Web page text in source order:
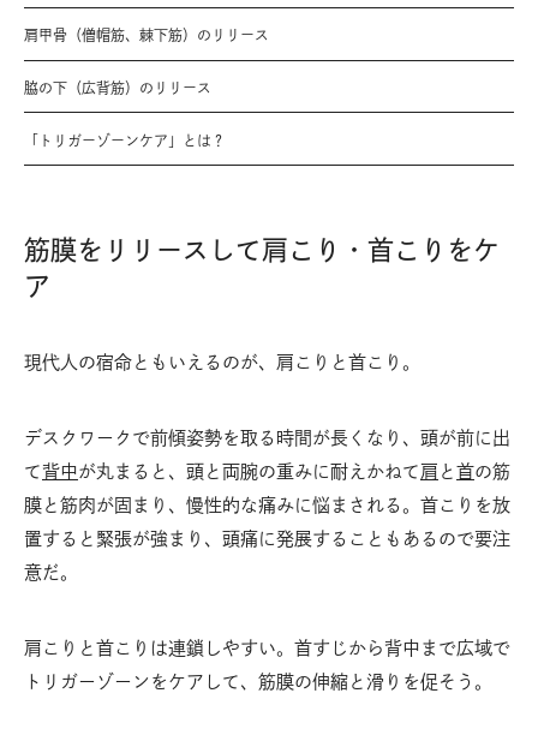
肩甲骨（僧帽筋、棘下筋）のリリース
脇の下（広背筋）のリリース
「トリガーゾーンケア」とは？
筋膜をリリースして肩こり・首こりをケ
ア
現代人の宿命ともいえるのが、肩こりと首こり。
デスクワークで前傾姿勢を取る時間が長くなり、頭が前に出
て背中が丸まると、頭と両腕の重みに耐えかねて肩 と首の筋
膜と筋肉が固まり、慢性的な痛みに悩まされる。首こりを放
置すると緊張が強まり、頭痛に発展することもあるので要注
意だ。
肩こりと首こりは連鎖しやすい。首すじから背中まで広域で
トリガーゾーンをケアして、筋膜の伸縮と滑りを促そう。